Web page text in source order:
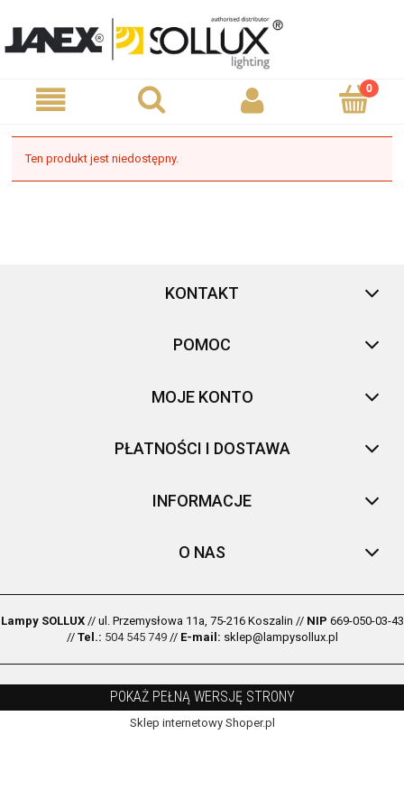
Ten produkt jest niedostępny.
KONTAKT
POMOC
MOJE KONTO
PŁATNOŚCI I DOSTAWA
INFORMACJE
O NAS
Lampy SOLLUX// ul. Przemysłowa 11a, 75-216 Koszalin // NIP 669-050-03-43
// Tel.: 504 545 749// E-mail: sklep@lampysollux.pl
POKAŻ PEŁNĄ WERSJĘ STRONY
Sklep internetowy Shoper.pl